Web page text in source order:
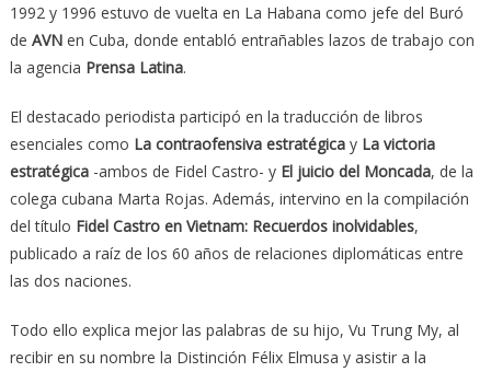
1992 y 1996 estuvo de vuelta en La Habana como jefe del Buró
de AVNen Cuba, donde entabló entrañables lazos de trabajo con
la agencia Prensa Latina.
El destacado periodista participó en la traducción de libros
esenciales como La contraofensiva estratégicay La victoria
estratégica-ambos de Fidel Castro- y El juicio del Moncada, de la
colega cubana Marta Rojas. Además, intervino en la compilación
del título Fidel Castro en Vietnam: Recuerdos inolvidables,
publicado a raíz de los 60 años de relaciones diplomáticas entre
las dos naciones.
Todo ello explica mejor las palabras de su hijo, Vu Trung My, al
recibir en su nombre la Distinción Félix Elmusa y asistir a la